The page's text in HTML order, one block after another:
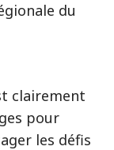
du
clairement
pour
les défis